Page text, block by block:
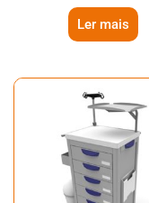
Ler mais